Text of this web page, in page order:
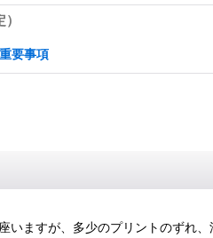
要事項
いますが、多少のプリントのずれ